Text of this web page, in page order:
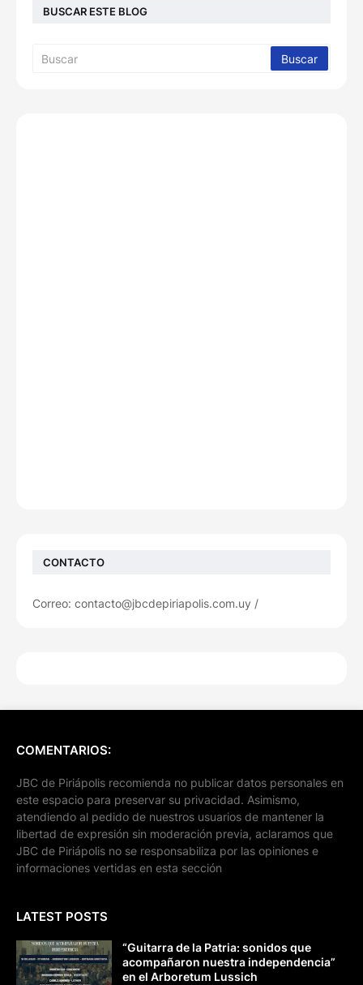
BUSCAR ESTE BLOG
CONTACTO
Correo: contacto@jbcdepiriapolis.com.uy /
COMENTARIOS:
JBC de Piriápolis recomienda no publicar datos personales en
este espacio para preservar su privacidad. Asimismo,
atendiendo al pedido de nuestros usuarios de mantener la
libertad de expresión sin moderación previa, aclaramos que
JBC de Piriápolis no se responsabiliza por las opiniones e
informaciones vertidas en esta sección
LATEST POSTS
“Guitarra de la Patria: sonidos que
acompañaron nuestra independencia”
en el Arboretum Lussich